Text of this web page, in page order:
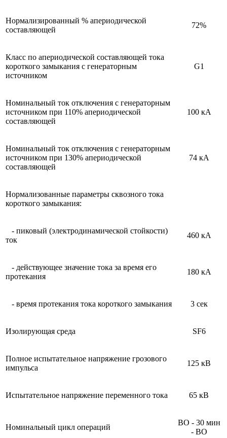
Нормализированный % апериодической
составляющей
72%
Класс по апериодической составляющей тока
короткого замыкания с генераторным
источником
G1
Номинальный ток отключения с генераторным
источником при 110% апериодической
составляющей
100 кА
Номинальный ток отключения с генераторным
источником при 130% апериодической
составляющей
74 кА
Нормализованные параметры сквозного тока
короткого замыкания:
- пиковый (электродинамической стойкости)
ток
460 кА
- действующее значение тока за время его
протекания
180 кА
- время протекания тока короткого замыкания 3 сек
Изолирующая среда SF6
Полное испытательное напряжение грозового
импульса
125 кВ
Испытательное напряжение переменного тока 65 кВ
Номинальный цикл операций
ВО - 30 мин
- ВО